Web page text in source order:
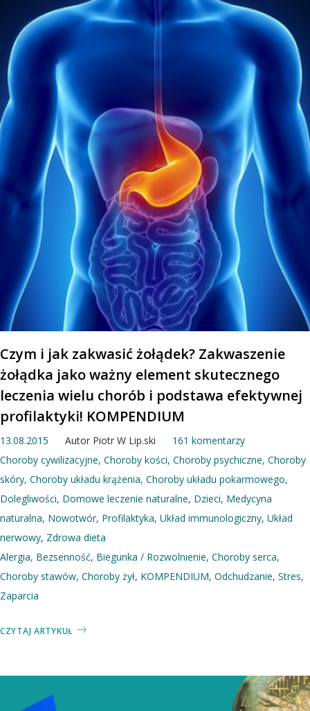
Czym i jak zakwasić żołądek? Zakwaszenie
żołądka jako ważny element skutecznego
leczenia wielu chorób i podstawa efektywnej
profilaktyki! KOMPENDIUM
13.08.2015 Autor Piotr W Lip.ski
161 komentarzy
Choroby cywilizacyjne, Choroby kości, Choroby psychiczne, Choroby
skóry, Choroby układu krążenia, Choroby układu pokarmowego,
Dolegliwości, Domowe leczenie naturalne, Dzieci, Medycyna
naturalna, Nowotwór, Profilaktyka, Układ immunologiczny, Układ
nerwowy, Zdrowa dieta
Alergia, Bezsenność, Biegunka / Rozwolnienie, Choroby serca,
Choroby stawów, Choroby żył, KOMPENDIUM, Odchudzanie, Stres,
Zaparcia
CZYTAJ ARTYKUŁ